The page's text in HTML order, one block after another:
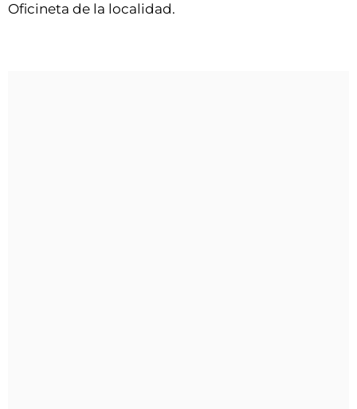
Oficineta de la localidad.